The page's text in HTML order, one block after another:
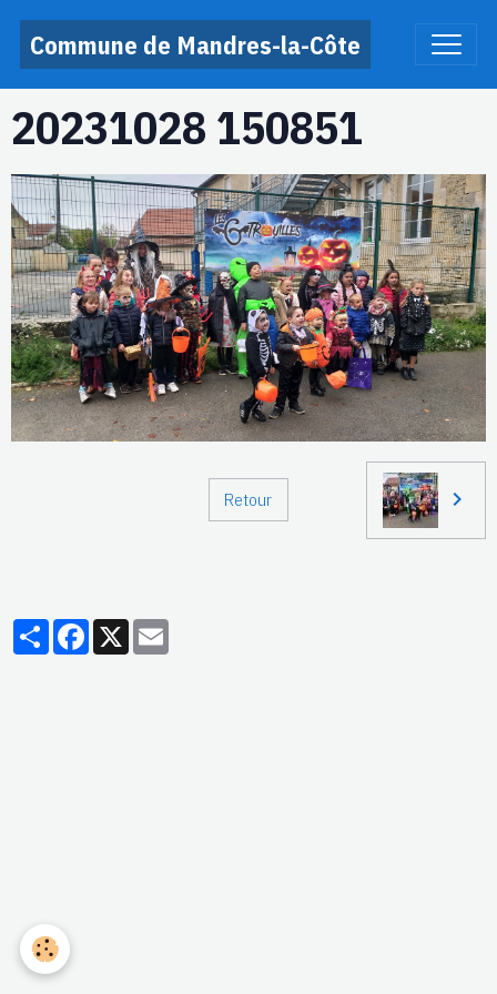
Commune de Mandres-la-Côte
20231028 150851
Retour
PartagerFacebook
X